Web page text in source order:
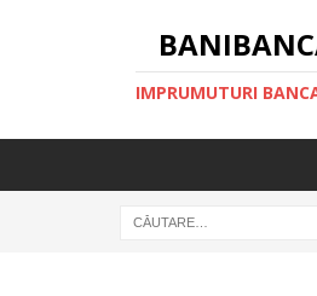
IMPRUMUTURI